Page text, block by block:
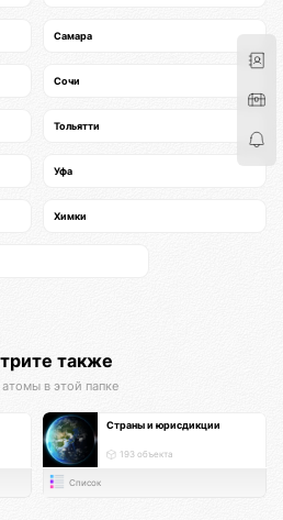
Самара
Сочи
Тольятти
Уфа
Химки
также
в этой папке
Страны и юрисдикции
193 объекта
Список